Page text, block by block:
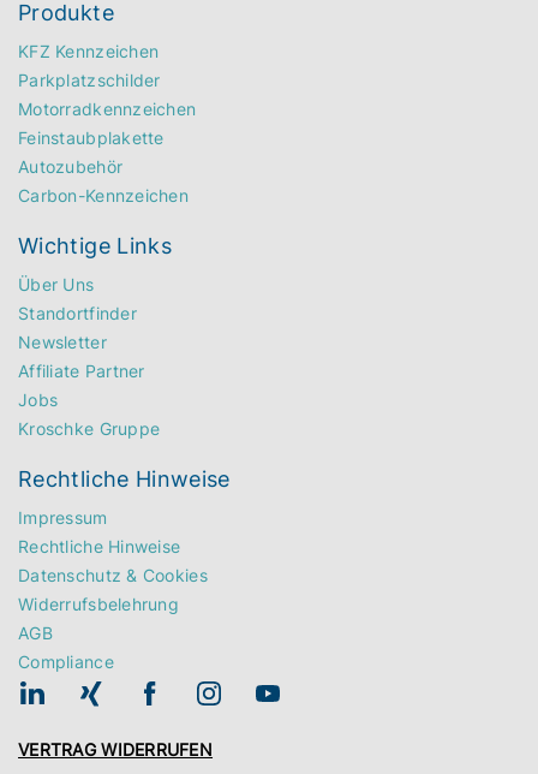
Produkte
KFZ Kennzeichen
Parkplatzschilder
Motorradkennzeichen
Feinstaubplakette
Autozubehör
Carbon-Kennzeichen
Wichtige Links
Über Uns
Standortfinder
Newsletter
Affiliate Partner
Jobs
Kroschke Gruppe
Rechtliche Hinweise
Impressum
Rechtliche Hinweise
Datenschutz & Cookies
Widerrufsbelehrung
AGB
Compliance
VERTRAG WIDERRUFEN